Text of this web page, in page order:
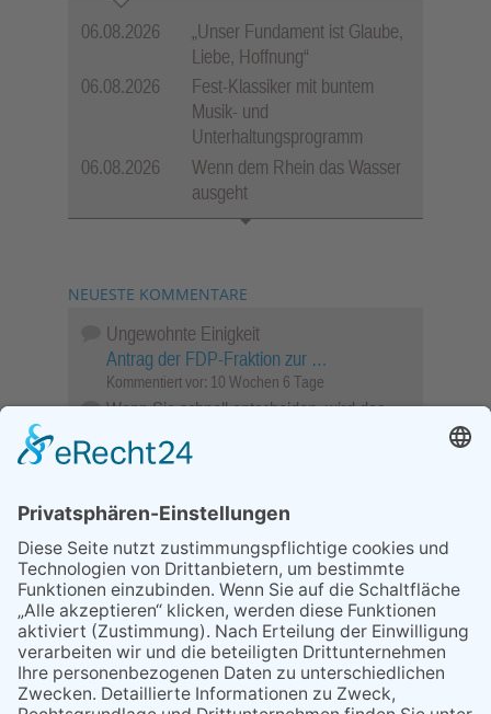
06.08.2026
„Unser Fundament ist Glaube,
Liebe, Hoffnung“
06.08.2026
Fest-Klassiker mit buntem
Musik- und
Unterhaltungsprogramm
06.08.2026
Wenn dem Rhein das Wasser
ausgeht
NEUESTE KOMMENTARE
Ungewohnte Einigkeit
Antrag der FDP-Fraktion zur …
Kommentiert vor: 10 Wochen 6 Tage
Wenn Sie schnell entscheiden, wird das
Objekt …
Bahnübergang Rüdesheim
Sperrung für Wassersportler schlägt hohe
Sperrung der Stillgewässer
Kommentiert vor: 1 Jahr 50 Wochen
Literarischer Rückblick
Alte Schule
Kommentiert vor: 3 Jahre 18 Wochen
Abschaltung der Straßenbeleuchtung